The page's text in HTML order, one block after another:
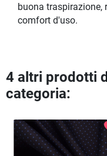
buona traspirazione,
comfort d'uso.
4 altri prodotti
categoria: